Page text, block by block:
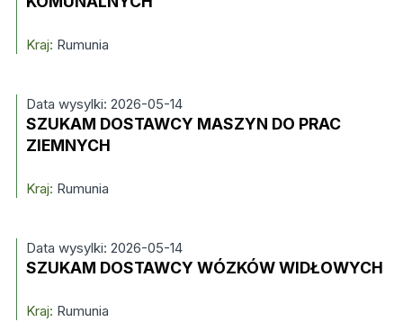
Kraj: Rumunia
Data wysylki: 2026-05-14
SZUKAM DOSTAWCY MASZYN DO PRAC
ZIEMNYCH
Kraj: Rumunia
Data wysylki: 2026-05-14
SZUKAM DOSTAWCY WÓZKÓW WIDŁOWYCH
Kraj: Rumunia